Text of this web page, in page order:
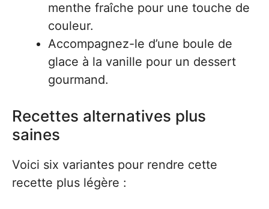
menthe fraîche pour une touche de
couleur.
Accompagnez-le d’une boule de
glace à la vanille pour un dessert
gourmand.
Recettes alternatives plus
saines
Voici six variantes pour rendre cette
recette plus légère :